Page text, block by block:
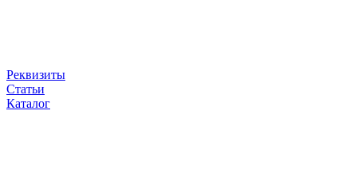
Реквизиты
Статьи
Каталог